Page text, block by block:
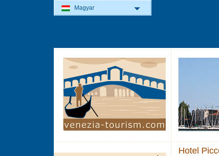
Hotel
Magyar